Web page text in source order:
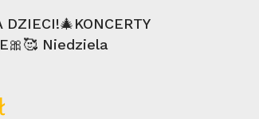
Wybierz Opcje
DZIECI!🎄KONCERTY
Niedziela